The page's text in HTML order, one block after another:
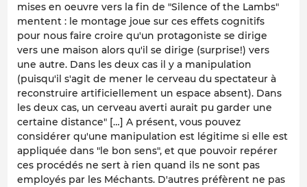
mises en oeuvre vers la fin de "Silence of the Lambs"
mentent : le montage joue sur ces effets cognitifs
pour nous faire croire qu'un protagoniste se dirige
vers une maison alors qu'il se dirige (surprise!) vers
une autre. Dans les deux cas il y a manipulation
(puisqu'il s'agit de mener le cerveau du spectateur à
reconstruire artificiellement un espace absent). Dans
les deux cas, un cerveau averti aurait pu garder une
certaine distance" […] A présent, vous pouvez
considérer qu'une manipulation est légitime si elle est
appliquée dans "le bon sens", et que pouvoir repérer
ces procédés ne sert à rien quand ils ne sont pas
employés par les Méchants. D'autres préfèrent ne pas